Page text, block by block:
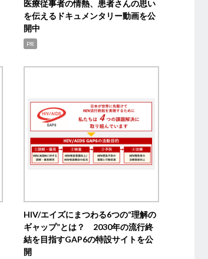
医療従事者の情熱、患者さんの思い
を伝えるドキュメンタリー動画を公
開中
PR
HIV/エイズにまつわる6つの“理解の
ギャップ”とは？ 2030年の流行終
結を目指すGAP6の特設サイトを公
開